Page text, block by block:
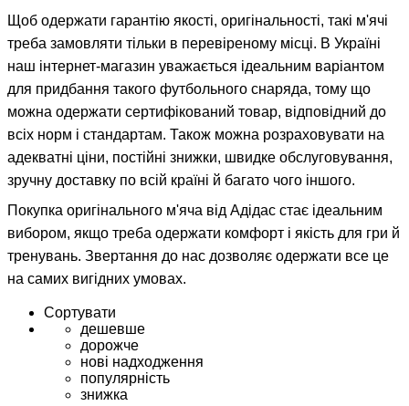
Щоб одержати гарантію якості, оригінальності, такі м'ячі
треба замовляти тільки в перевіреному місці. В Україні
наш інтернет-магазин уважається ідеальним варіантом
для придбання такого футбольного снаряда, тому що
можна одержати сертифікований товар, відповідний до
всіх норм і стандартам. Також можна розраховувати на
адекватні ціни, постійні знижки, швидке обслуговування,
зручну доставку по всій країні й багато чого іншого.
Покупка оригінального м'яча від Адідас стає ідеальним
вибором, якщо треба одержати комфорт і якість для гри й
тренувань. Звертання до нас дозволяє одержати все це
на самих вигідних умовах.
Сортувати
дешевше
дорожче
нові надходження
популярність
знижка